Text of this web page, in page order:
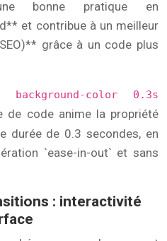
bonne pratique en
et contribue à un meilleur
grâce à un code plus
color 0.3s
de code anime la propriété
durée de 0.3 secondes, en
`ease-in-out` et sans
: interactivité